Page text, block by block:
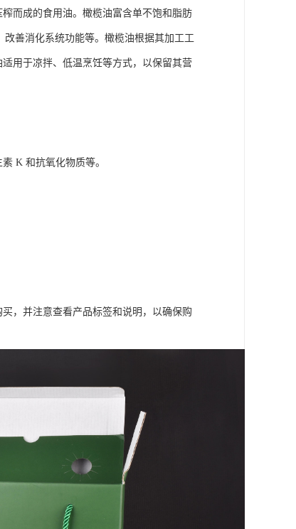
而成的食用油。橄榄油富含单不饱和脂肪
善消化系统功能等。橄榄油根据其加工工
用于凉拌、低温烹饪等方式，以保留其营
K 和抗氧化物质等。
，并注意查看产品标签和说明，以确保购